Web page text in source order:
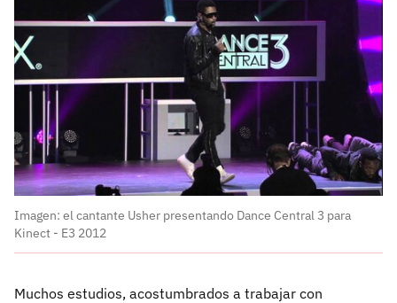
Imagen: el cantante Usher presentando Dance Central 3 para
Kinect - E3 2012
Muchos estudios, acostumbrados a trabajar con